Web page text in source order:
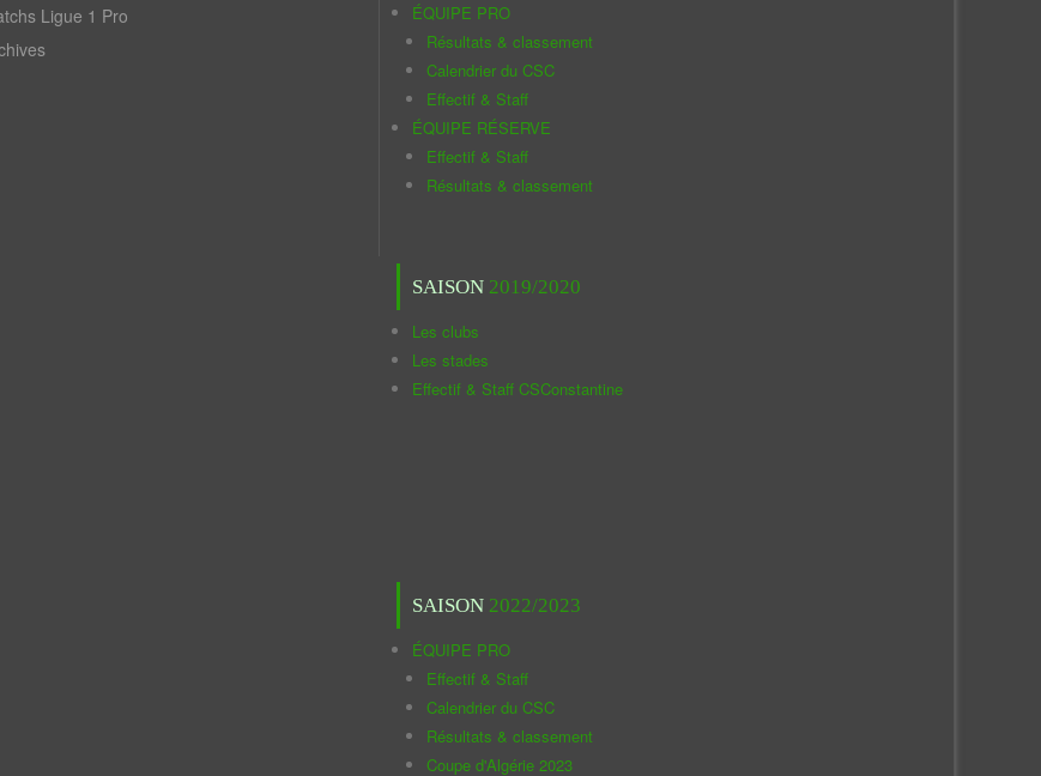
Ligue 1 Pro
ÉQUIPE PRO
Résultats & classement
Calendrier du CSC
Effectif & Staff
ÉQUIPE RÉSERVE
Effectif & Staff
Résultats & classement
SAISON 2019/2020
Les clubs
Les stades
Effectif & Staff CSConstantine
SAISON 2022/2023
ÉQUIPE PRO
Effectif & Staff
Calendrier du CSC
Résultats & classement
Coupe d'Algérie 2023